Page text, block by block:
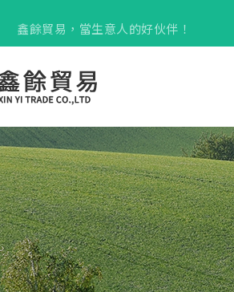
鑫餘貿易，當生意人的好伙伴！